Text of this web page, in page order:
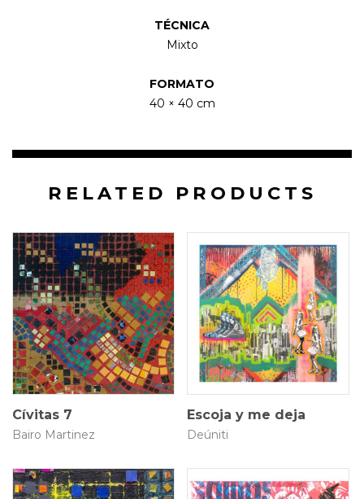
TÉCNICA
Mixto
FORMATO
40 × 40 cm
RELATED PRODUCTS
50 × 45 cm
$4.000.000
Cívitas 7
Bairo Martinez
120 × 120 cm
$2.300.000
Escoja y me deja
Deúniti